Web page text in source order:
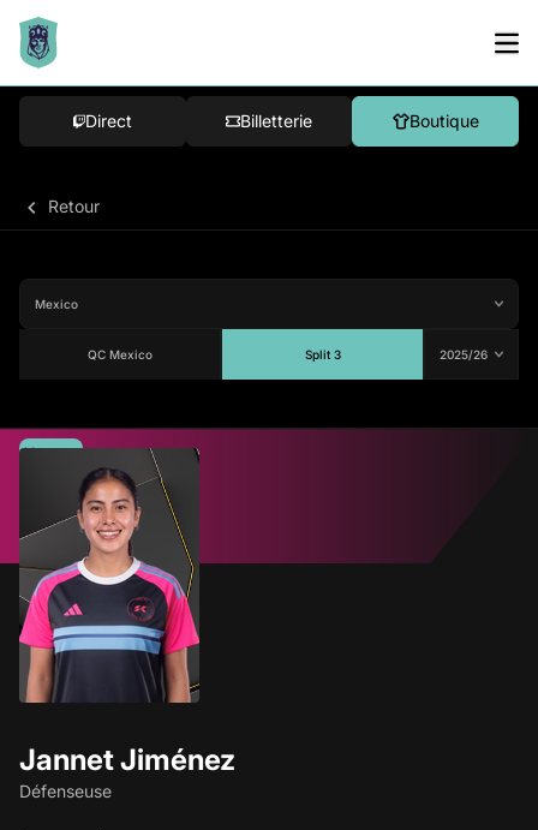
Direct Billetterie Boutique
Retour
QC Mexico Split 3
Jannet Jiménez
Défenseuse
Moyenne